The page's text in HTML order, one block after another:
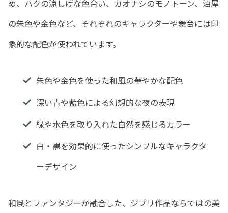
め、ハクの涼しげな色合い、カオナシのモノトーン、油屋
の朱色や金色など、それぞれのキャラクターや舞台には印
象的な配色が使われています。
朱色や金色を使った和風の華やかな配色
深い青や藍色による幻想的な夜の表現
緑や水色を取り入れた自然を感じるカラー
白・黒を効果的に使ったシンプルなキャラクタ
ーデザイン
和風とファンタジーが融合した、ジブリ作品ならではの美